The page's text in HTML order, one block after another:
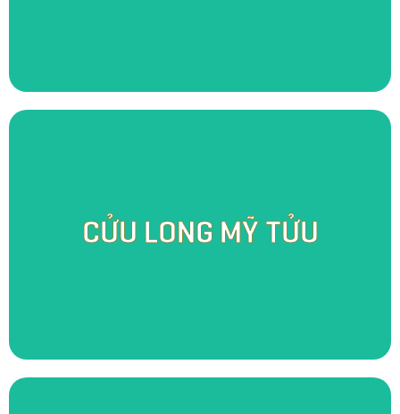
CỬU LONG MỸ TỬU
truyền thống của quê hương, Cửu Long Mỹ Tửu - một hương vị rượu đậm
chất miền Tây nhưng không kém phần sang trọng đã ra đời. Với quy trình
sản xuất tỉ mỉ và chăm chút trong từng công đoạn, chúng tôi kế thừa